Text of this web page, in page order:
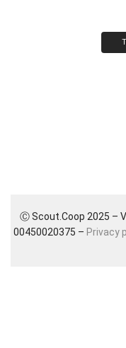
Ⓒ Scout.Coop 2025 –
00450020375 – Privacy